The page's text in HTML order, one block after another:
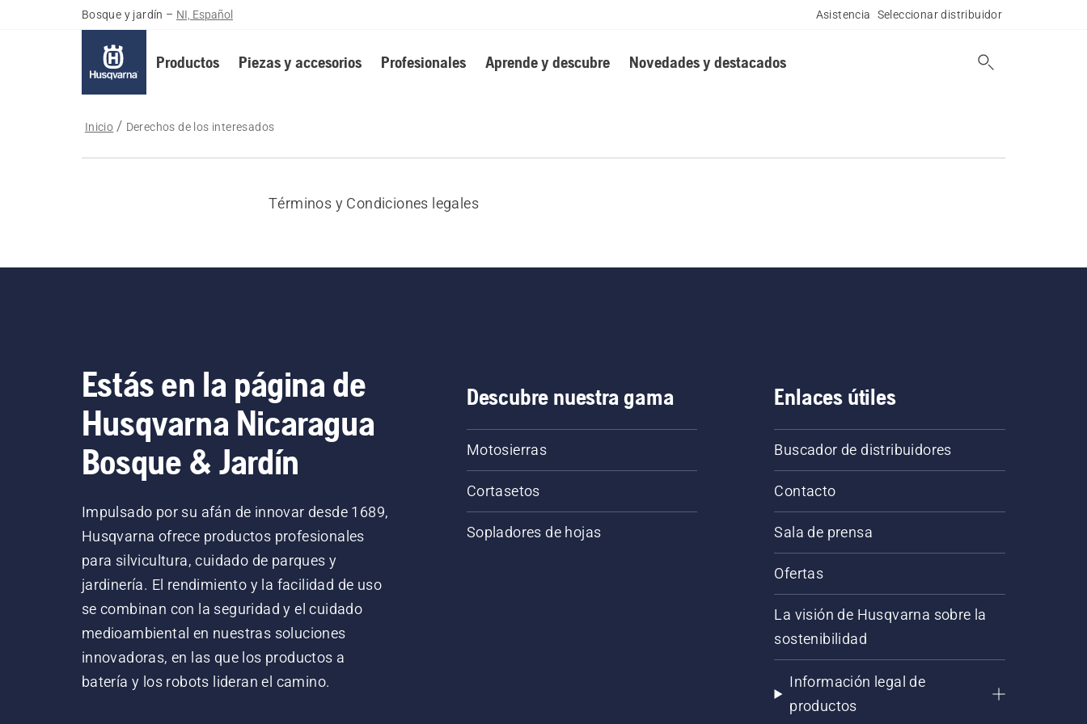
Bosque y jardín – NI, Español Asistencia Seleccionar distribuidor
Productos Piezas y accesorios Profesionales Aprende y descubre Novedades y destacados
Inicio Derechos de los interesados
Términos y Condiciones legales
Estás en la página de
Husqvarna Nicaragua
Bosque & Jardín
Impulsado por su afán de innovar desde 1689,
Husqvarna ofrece productos profesionales
para silvicultura, cuidado de parques y
jardinería. El rendimiento y la facilidad de uso
se combinan con la seguridad y el cuidado
medioambiental en nuestras soluciones
innovadoras, en las que los productos a
batería y los robots lideran el camino.
Descubre nuestra gama
Motosierras
Cortasetos
Sopladores de hojas
Enlaces útiles
Buscador de distribuidores
Contacto
Sala de prensa
Ofertas
La visión de Husqvarna sobre la
sostenibilidad
Información legal de
productos